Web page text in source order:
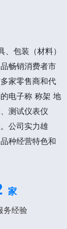
包装（材料）
畅销消费者市
家零售商和代
电子称 称架 地
测试仪表仪
公司实力雄
种经营特色和
家
务经验